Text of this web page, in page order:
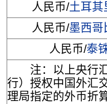
人民币/土耳其
人民币/墨西哥
人民币/泰
注：以上央行
行）授权中国外汇
理局指定的外币折